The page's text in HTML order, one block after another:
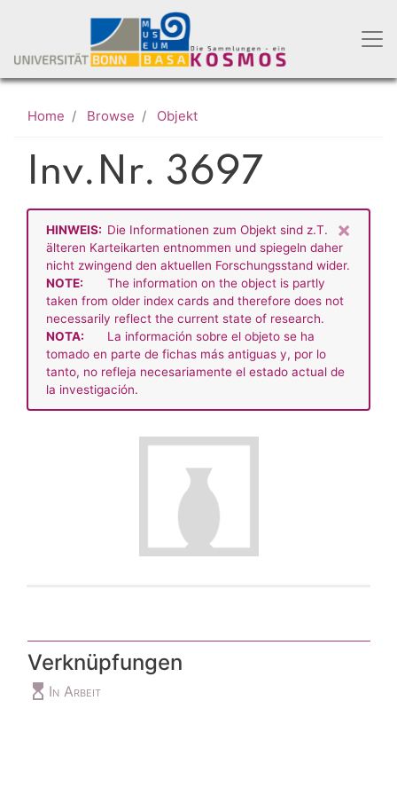
main
content
Home Browse Objekt
Inv.Nr. 3697
×
HINWEIS: Die Informationen zum Objekt sind z.T.
älteren Karteikarten entnommen und spiegeln daher
nicht zwingend den aktuellen Forschungsstand wider.
NOTE:
The information on the object is partly
taken from older index cards and therefore does not
necessarily reflect the current state of research.
NOTA:
La información sobre el objeto se ha
tomado en parte de fichas más antiguas y, por lo
tanto, no refleja necesariamente el estado actual de
la investigación.
Verknüpfungen
hourglass_top In Arbeit